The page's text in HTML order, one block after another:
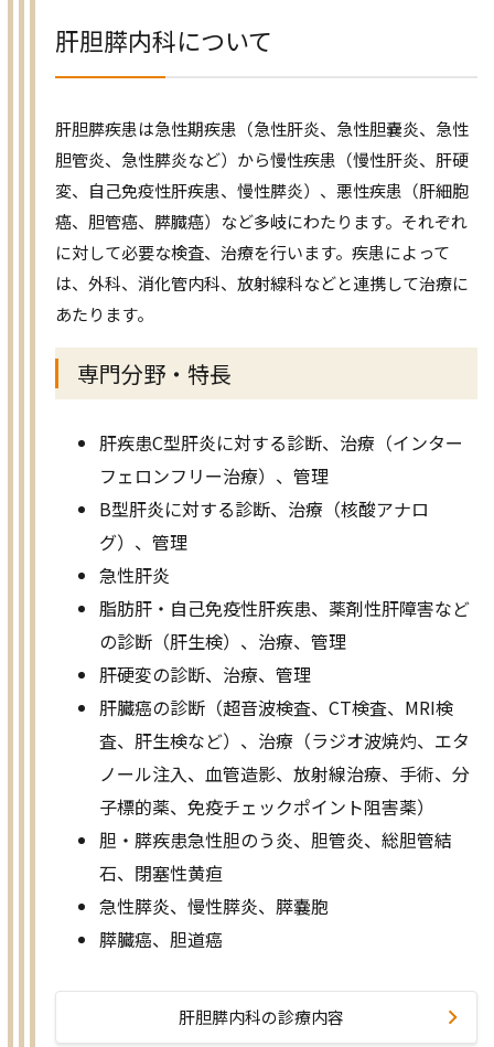
肝胆膵内科について
肝胆膵疾患は急性期疾患（急性肝炎、急性胆嚢炎、急性
胆管炎、急性膵炎など）から慢性疾患（慢性肝炎、肝硬
変、自己免疫性肝疾患、慢性膵炎）、悪性疾患（肝細胞
癌、胆管癌、膵臓癌）など多岐にわたります。それぞれ
に対して必要な検査、治療を行います。疾患によって
は、外科、消化管内科、放射線科などと連携して治療に
あたります。
専門分野・特長
肝疾患C型肝炎に対する診断、治療（インター
フェロンフリー治療）、管理
B型肝炎に対する診断、治療（核酸アナロ
グ）、管理
急性肝炎
脂肪肝・自己免疫性肝疾患、薬剤性肝障害など
の診断（肝生検）、治療、管理
肝硬変の診断、治療、管理
肝臓癌の診断（超音波検査、CT検査、MRI検
査、肝生検など）、治療（ラジオ波焼灼、エタ
ノール注入、血管造影、放射線治療、手術、分
子標的薬、免疫チェックポイント阻害薬）
胆・膵疾患急性胆のう炎、胆管炎、総胆管結
石、閉塞性黄疸
急性膵炎、慢性膵炎、膵嚢胞
膵臓癌、胆道癌
肝胆膵内科の診療内容